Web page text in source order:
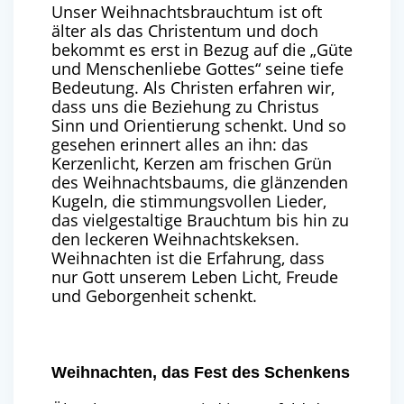
Unser Weihnachtsbrauchtum ist oft
älter als das Christentum und doch
bekommt es erst in Bezug auf die „Güte
und Menschenliebe Gottes“ seine tiefe
Bedeutung. Als Christen erfahren wir,
dass uns die Beziehung zu Christus
Sinn und Orientierung schenkt. Und so
gesehen erinnert alles an ihn: das
Kerzenlicht, Kerzen am frischen Grün
des Weihnachtsbaums, die glänzenden
Kugeln, die stimmungsvollen Lieder,
das vielgestaltige Brauchtum bis hin zu
den leckeren Weihnachtskeksen.
Weihnachten ist die Erfahrung, dass
nur Gott unserem Leben Licht, Freude
und Geborgenheit schenkt.
Weihnachten, das Fest des Schenkens